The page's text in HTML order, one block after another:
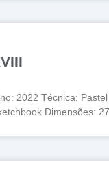
2022 Técnica:
Dimensões: